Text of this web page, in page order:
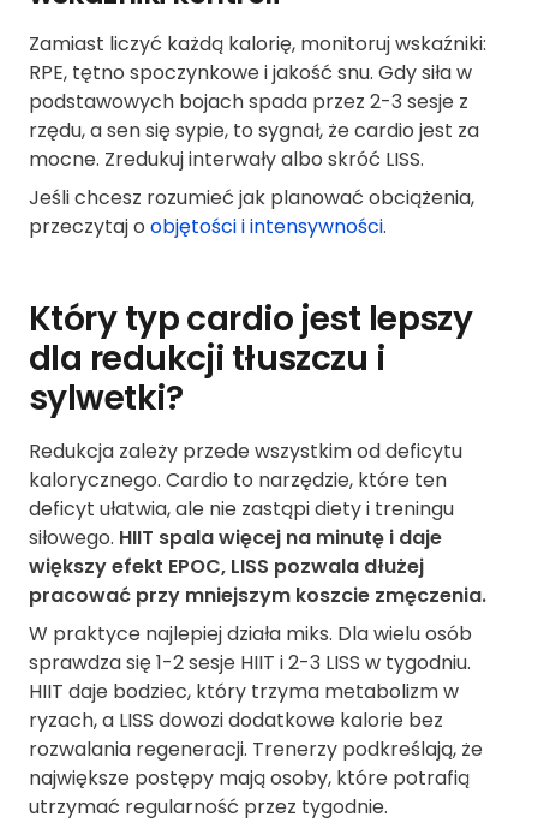
Zamiast liczyć każdą kalorię, monitoruj wskaźniki:
RPE, tętno spoczynkowe i jakość snu. Gdy siła w
podstawowych bojach spada przez 2-3 sesje z
rzędu, a sen się sypie, to sygnał, że cardio jest za
mocne. Zredukuj interwały albo skróć LISS.
Jeśli chcesz rozumieć jak planować obciążenia,
przeczytaj o objętości i intensywności.
Który typ cardio jest lepszy
dla redukcji tłuszczu i
sylwetki?
Redukcja zależy przede wszystkim od deficytu
kalorycznego. Cardio to narzędzie, które ten
deficyt ułatwia, ale nie zastąpi diety i treningu
siłowego. HIIT spala więcej na minutę i daje
większy efekt EPOC, LISS pozwala dłużej
pracować przy mniejszym koszcie zmęczenia.
W praktyce najlepiej działa miks. Dla wielu osób
sprawdza się 1-2 sesje HIIT i 2-3 LISS w tygodniu.
HIIT daje bodziec, który trzyma metabolizm w
ryzach, a LISS dowozi dodatkowe kalorie bez
rozwalania regeneracji. Trenerzy podkreślają, że
największe postępy mają osoby, które potrafią
utrzymać regularność przez tygodnie.